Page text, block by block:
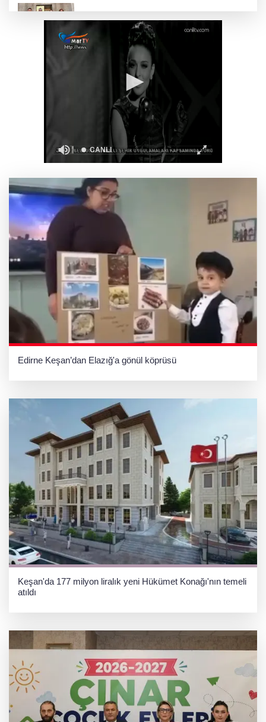
temaslar
Hakkari'de JİHA destekli operasyonda 253
kilo esrar ele geçirildi
Keşan Kent Konseyi'nden muhtarlara nezaket
İstanbul Maltepe’de çocuklar kitapların renkli
dünyasında
Edirne Keşan’dan Elazığ'a gönül köprüsü
Keşan'da 177 milyon liralık yeni Hükümet Konağı'nın temeli
atıldı